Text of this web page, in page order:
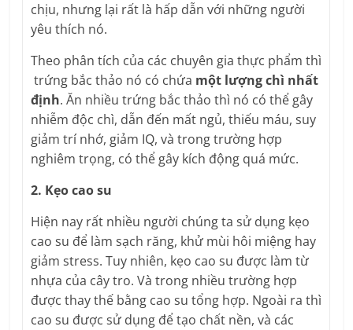
chịu, nhưng lại rất là hấp dẫn với những người
yêu thích nó.
Theo phân tích của các chuyên gia thực phẩm thì
trứng bắc thảo nó có chứa một lượng chì nhất
định. Ăn nhiều trứng bắc thảo thì nó có thể gây
nhiễm độc chì, dẫn đến mất ngủ, thiếu máu, suy
giảm trí nhớ, giảm IQ, và trong trường hợp
nghiêm trọng, có thể gây kích động quá mức.
2. Kẹo cao su
Hiện nay rất nhiều người chúng ta sử dụng kẹo
cao su để làm sạch răng, khử mùi hôi miệng hay
giảm stress. Tuy nhiên, kẹo cao su được làm từ
nhựa của cây tro. Và trong nhiều trường hợp
được thay thế bằng cao su tổng hợp. Ngoài ra thì
cao su được sử dụng để tạo chất nền, và các